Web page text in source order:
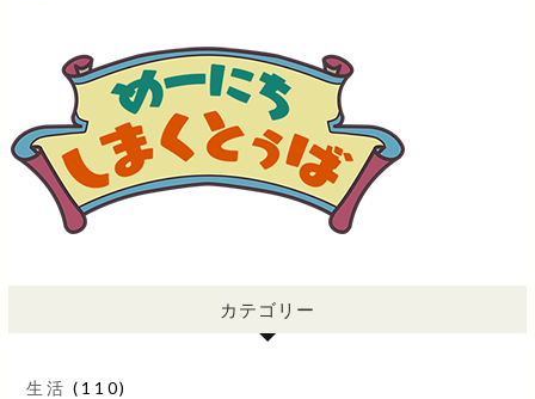
カテゴリー
生活 (110)